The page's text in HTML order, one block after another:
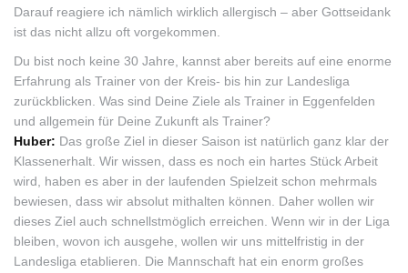
Darauf reagiere ich nämlich wirklich allergisch – aber Gottseidank
ist das nicht allzu oft vorgekommen.
Du bist noch keine 30 Jahre, kannst aber bereits auf eine enorme
Erfahrung als Trainer von der Kreis- bis hin zur Landesliga
zurückblicken. Was sind Deine Ziele als Trainer in Eggenfelden
und allgemein für Deine Zukunft als Trainer?
Huber: Das große Ziel in dieser Saison ist natürlich ganz klar der
Klassenerhalt. Wir wissen, dass es noch ein hartes Stück Arbeit
wird, haben es aber in der laufenden Spielzeit schon mehrmals
bewiesen, dass wir absolut mithalten können. Daher wollen wir
dieses Ziel auch schnellstmöglich erreichen. Wenn wir in der Liga
bleiben, wovon ich ausgehe, wollen wir uns mittelfristig in der
Landesliga etablieren. Die Mannschaft hat ein enorm großes